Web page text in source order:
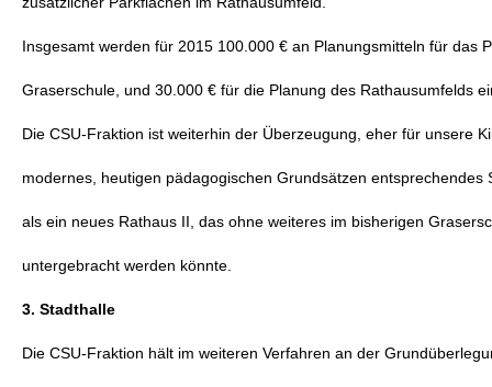
Insgesamt werden für 2015 100.000 € an Planungsmitteln für das
Graserschule, und 30.000 € für die Planung des Rathausumfelds
Die CSU-Fraktion ist weiterhin der Überzeugung, eher für unsere
modernes, heutigen pädagogischen Grundsätzen entsprechendes
als ein neues Rathaus II, das ohne weiteres im bisherigen
untergebracht werden könnte.
3. Stadthalle
Die CSU-Fraktion hält im weiteren Verfahren an der